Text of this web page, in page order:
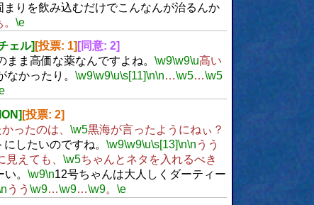
りを飲み込むだけでこんなんが治るんか
\e
ェル] [投票: 1] [同意: 2]
まま高価な薬なんですよね。 \w9\w9\u高い
なかったり。 \w9\w9\u\s[11]\n\n…\w5…\w5
[投票: 2]
ったのは、 \w5黒海が言ったようにねぃ？
したいのですね。 \w9\w9\u\s[13]\n\n うう
えても、 \w5ちゃんとネタを入れるべき
い。 \w9\n12号ちゃんは大人しくダーティー
うう \w9…\w9…\w9。 \e